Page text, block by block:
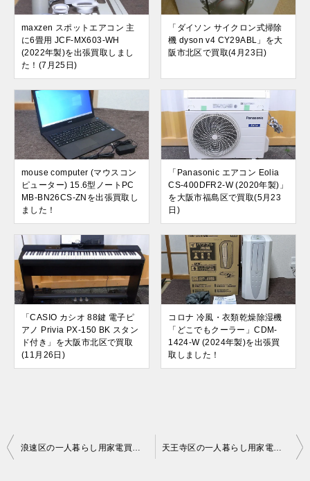
maxzen スポットエアコン 主
に6畳用 JCF-MX603-WH
(2022年製)を出張買取しまし
た！(7月25日)
「ダイソン サイクロン式掃除
機 dyson v4 CY29ABL」を大
阪市北区で買取(4月23日)
mouse computer (マウスコン
ピューター) 15.6型ノートPC
MB-BN26CS-ZNを出張買取し
ました！
「Panasonic エアコン Eolia
CS-400DFR2-W (2020年製)」
を大阪市福島区で買取(5月23
日)
「CASIO カシオ 88鍵 電子ピ
アノ Privia PX-150 BK スタン
ド付き」を大阪市北区で買取
(11月26日)
コロナ 冷風・衣類乾燥除湿機
「どこでもクーラー」CDM-
1424-W (2024年製)を出張買
取しました！
投
浪速区の一人暮らし用家電買取｜自宅出張でラクラク即現金 天王寺区の一人暮らし用家電買取｜自宅出張でラクラク即現金